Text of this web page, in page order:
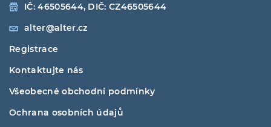
IČ: 46505644, DIČ: CZ46505644
alter@alter.cz
Registrace
Kontaktujte nás
Všeobecné obchodní podmínky
Ochrana osobních údajů